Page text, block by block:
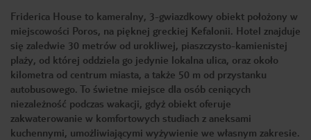
Friderica House to kameralny, 3-gwiazdkowy obiekt położony w
miejscowości Poros, na pięknej greckiej Kefalonii. Hotel znajduje
się zaledwie 30 metrów od urokliwej, piaszczysto-kamienistej
plaży, od której oddziela go jedynie lokalna ulica, oraz około
kilometra od centrum miasta, a także 50 m od przystanku
autobusowego. To świetne miejsce dla osób ceniących
niezależność podczas wakacji, gdyż obiekt oferuje
zakwaterowanie w komfortowych studiach z aneksami
kuchennymi, umożliwiającymi wyżywienie we własnym zakresie.